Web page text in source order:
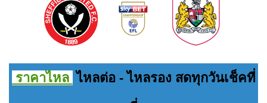
ราคาไหล ไหลต่อ - ไหลรอง สดทุกวันเช็คที่